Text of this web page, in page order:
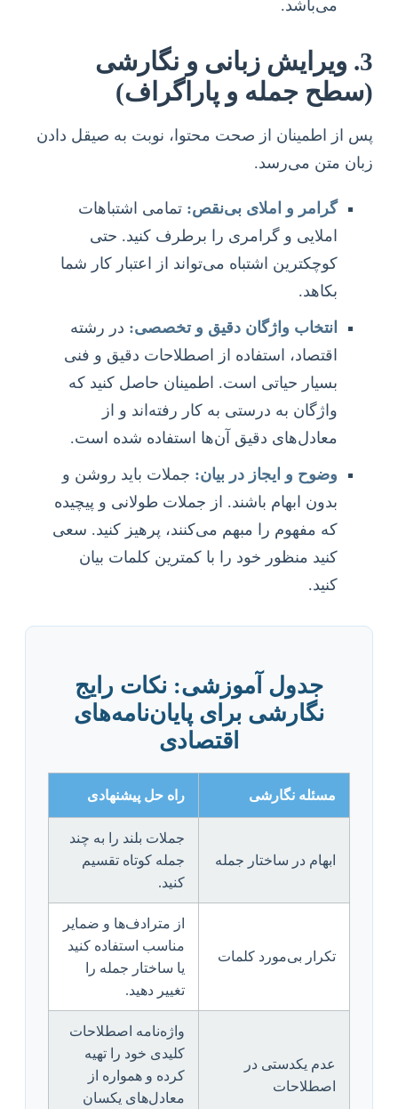
می‌باشد.
3. ویرایش زبانی و نگارشی
(سطح جمله و پاراگراف)
پس از اطمینان از صحت محتوا، نوبت به صیقل دادن
زبان متن می‌رسد.
گرامر و املای بی‌نقص: تمامی اشتباهات
املایی و گرامری را برطرف کنید. حتی
کوچکترین اشتباه می‌تواند از اعتبار کار شما
بکاهد.
انتخاب واژگان دقیق و تخصصی: در رشته
اقتصاد، استفاده از اصطلاحات دقیق و فنی
بسیار حیاتی است. اطمینان حاصل کنید که
واژگان به درستی به کار رفته‌اند و از
معادل‌های دقیق آن‌ها استفاده شده است.
وضوح و ایجاز در بیان: جملات باید روشن و
بدون ابهام باشند. از جملات طولانی و پیچیده
که مفهوم را مبهم می‌کنند، پرهیز کنید. سعی
کنید منظور خود را با کمترین کلمات بیان
کنید.
جدول آموزشی: نکات رایج
نگارشی برای پایان‌نامه‌های
اقتصادی
مسئله نگارشی راه حل پیشنهادی
ابهام در ساختار جمله
جملات بلند را به چند
جمله کوتاه تقسیم
کنید.
تکرار بی‌مورد کلمات
از مترادف‌ها و ضمایر
مناسب استفاده کنید
یا ساختار جمله را
تغییر دهید.
عدم یکدستی در
اصطلاحات
واژه‌نامه اصطلاحات
کلیدی خود را تهیه
کرده و همواره از
معادل‌های یکسان